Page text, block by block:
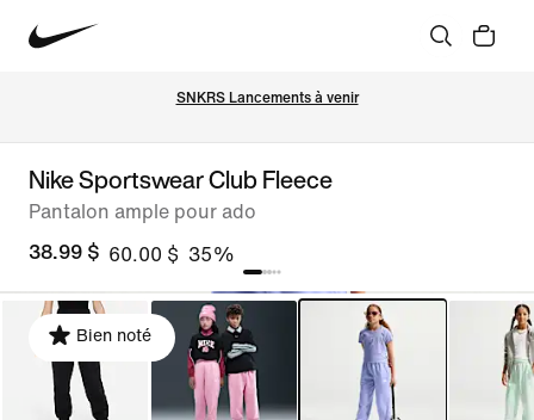
SNKRS Lancements à venir
Nike Sportswear Club Fleece
Pantalon ample pour ado
38.99 $ 60.00 $ 35%
Bien noté